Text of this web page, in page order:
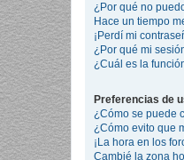
¿Por qué no
Hace un tiempo
¡Perdí mi
¿Por qué mi
¿Cuál es la
Preferencias de
¿Cómo se puede
¿Cómo evito que
¡La hora en los
Cambié la zona